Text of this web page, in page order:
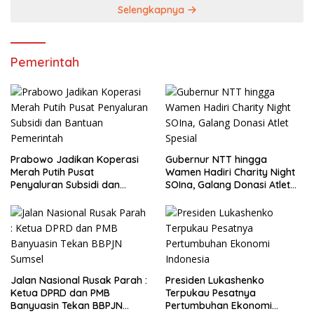
Selengkapnya
Pemerintah
Prabowo Jadikan Koperasi
Merah Putih Pusat
Penyaluran Subsidi dan
Gubernur NTT hingga
Wamen Hadiri Charity Night
SOIna, Galang Donasi Atlet
Jalan Nasional Rusak Parah :
Ketua DPRD dan PMB
Banyuasin Tekan BBPJN
Presiden Lukashenko
Terpukau Pesatnya
Pertumbuhan Ekonomi